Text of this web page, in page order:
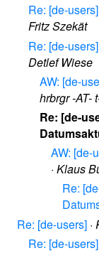
Re: [de-
Fritz Szekät
Re: [de-
Detlef Wiese
AW: [de-
hrbrgr -AT-
Re: [de-
AW: [de-
· Klaus
Re:
Re: [de-users] ·
Re: [de-users]